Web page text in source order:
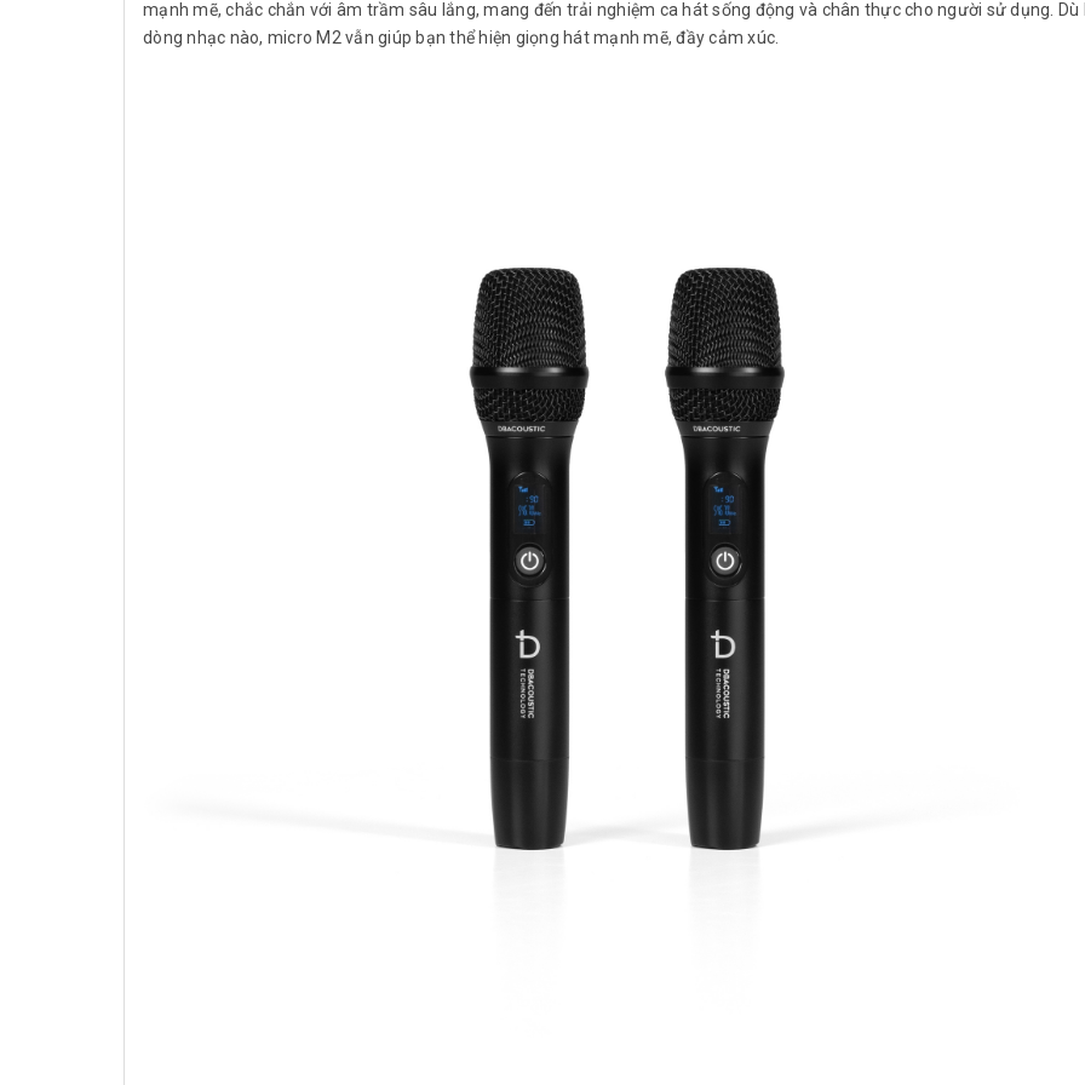
mạnh mẽ, chắc chắn với âm trầm sâu lắng, mang đến trải nghiệm ca hát sống động và chân thực cho người sử dụng. Dù
dòng nhạc nào, micro M2 vẫn giúp bạn thể hiện giọng hát mạnh mẽ, đầy cảm xúc.